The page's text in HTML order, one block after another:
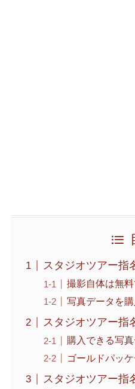
スタジオツアー指
撮影自体は無
写真データを
スタジオツアー指
購入できる写
ゴールドパッ
スタジオツアー指